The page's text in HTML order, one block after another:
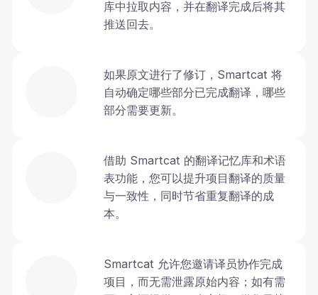
库中拉取内容，并在翻译完成后将其
推送回去。
如果原文进行了修订，Smartcat 将
自动确定哪些部分已完成翻译，哪些
部分需要更新。
借助 Smartcat 的翻译记忆库和术语
表功能，您可以提升项目翻译的质量
与一致性，同时节省重复翻译的成
本。
Smartcat 允许您邀请译员协作完成
项目，而无需泄露原始内容；如有需